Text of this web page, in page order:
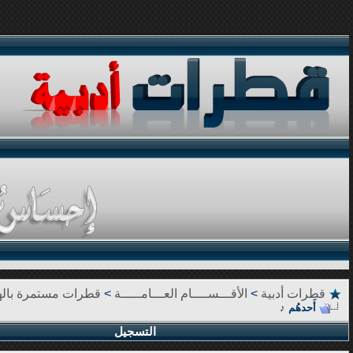
قطرات أدبية > الأقـــســــام العـــامـــــة > قطرات مستمرة
أَحدهُم ♪
التسجيل